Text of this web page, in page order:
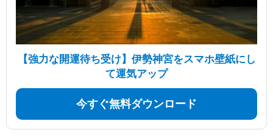
【強力な開運待ち受け】伊勢神宮をスマホ壁紙にし
て運気アップ
今すぐ無料ダウンロード